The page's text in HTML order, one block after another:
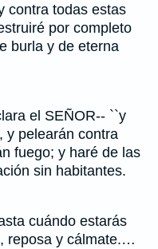
contra todas estas
por completo
burla y de eterna
el SEÑOR-- ``y
y pelearán contra
fuego; y haré de las
sin habitantes.
cuándo estarás
reposa y cálmate.…